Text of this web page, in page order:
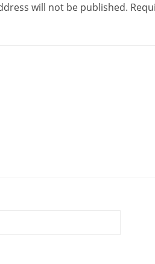
will not be published.